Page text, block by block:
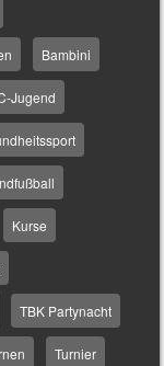
Bambini
Jugend
Kurse
TBK Partynacht
Turnier